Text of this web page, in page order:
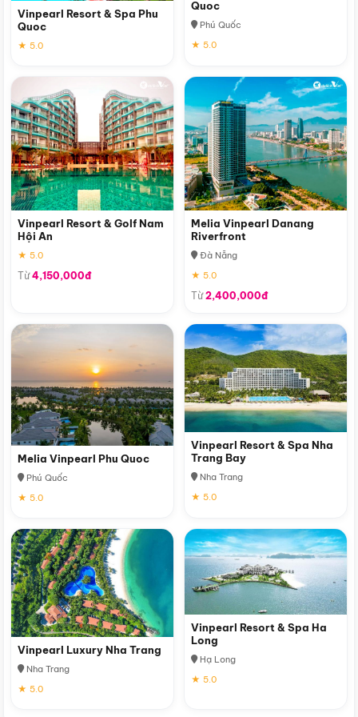
Vinpearl Resort & Spa Phu
Quoc
★ 5.0
Quoc
Phú Quốc
★ 5.0
Vinpearl Resort & Golf Nam
Hội An
★ 5.0
Từ4,150,000đ
Melia Vinpearl Danang
Riverfront
Đà Nẵng
★ 5.0
Từ2,400,000đ
Melia Vinpearl Phu Quoc
Phú Quốc
★ 5.0
Vinpearl Resort & Spa Nha
Trang Bay
Nha Trang
★ 5.0
Vinpearl Luxury Nha Trang
Nha Trang
★ 5.0
Vinpearl Resort & Spa Ha
Long
Hạ Long
★ 5.0